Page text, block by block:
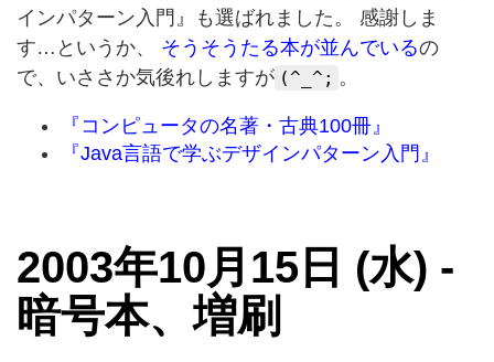
インパターン入門』も選ばれました。 感謝しま
す…というか、 そうそうたる本が並んでいるの
で、いささか気後れしますが (^_^; 。
『コンピュータの名著・古典100冊』
『Java言語で学ぶデザインパターン入門』
2003年10月15日 (水) -
暗号本、増刷